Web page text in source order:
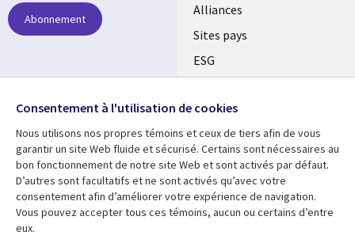
Alliances
Sites pays
ESG
Fusions
Salle de presse
Ressources
Articles
Support
Abonnement
Suivez-nous
Social
Media
Global
FR
Consentement à l'utilisation de cookies
Nous utilisons nos propres témoins et ceux de tiers afin de vous
garantir un site Web fluide et sécurisé. Certains sont nécessaires au
bon fonctionnement de notre site Web et sont activés par défaut.
D’autres sont facultatifs et ne sont activés qu’avec votre
consentement afin d’améliorer votre expérience de navigation.
Vous pouvez accepter tous ces témoins, aucun ou certains d’entre
eux.